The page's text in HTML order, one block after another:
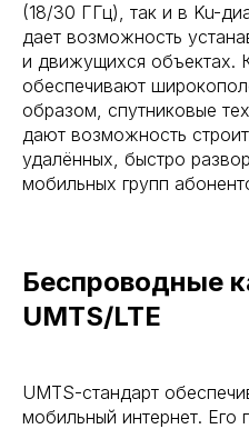
(18/30 ГГц), так и в Ku-
дает возможность
и движущихся объектах.
обеспечивают
образом, спутниковые
дают возможность
удалённых, быстро
мобильных групп
Беспроводные
UMTS/LTE
UMTS-стандарт
мобильный интернет. Его